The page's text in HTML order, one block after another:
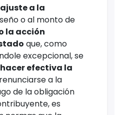
a la
o al monto de
la acción
que, como
excepcional, se
efectiva la
a la
de la obligación
es